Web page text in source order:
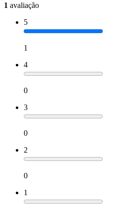
1 avaliação
5
1
4
0
3
0
2
0
1